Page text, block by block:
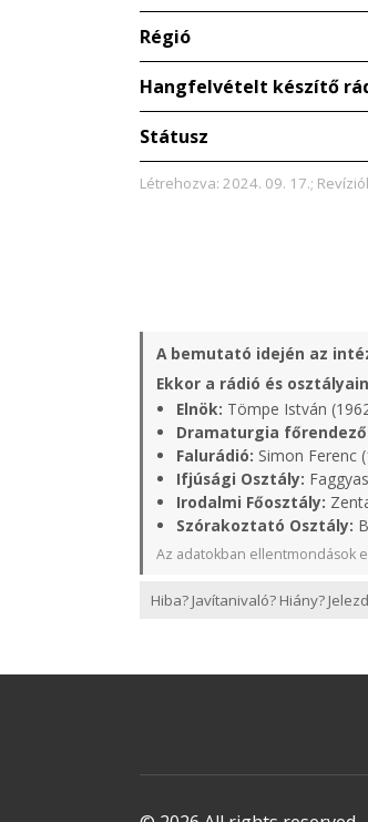
Régió
Hangfelvételt készítő
Státusz
Létrehozva: 2024. 09. 17.;
A bemutató idején az
Ekkor a rádió és
Elnök: Tömpe István
Dramaturgia
Falurádió: Simon Ferenc
Ifjúsági Osztály:
Irodalmi Főosztály:
Szórakoztató Osztály:
Az adatokban ellentmondások
Hiba? Javítanivaló? Hiány?